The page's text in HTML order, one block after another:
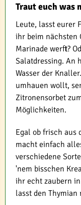
Traut euch was
Leute, lasst eurer
ihr beim nächsten
Marinade werft?
Salatdressing. An
Wasser der
umhauen wollt,
Zitronensorbet
Möglichkeiten.
Egal ob frisch aus
macht einfach
verschiedene
'nem bisschen
ihr echt zaubern
lasst den Thymian